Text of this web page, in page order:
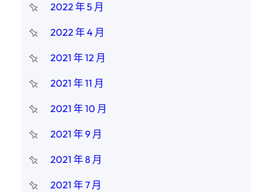
2022 年 5 月
2022 年 4 月
2021 年 12 月
2021 年 11 月
2021 年 10 月
2021 年 9 月
2021 年 8 月
2021 年 7 月